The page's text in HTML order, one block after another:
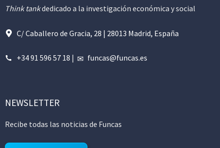
Think tankdedicado a la investigación económica y social
C/ Caballero de Gracia, 28 | 28013 Madrid, España
+34 91 596 57 18 | funcas@funcas.es
NEWSLETTER
Recibe todas las noticias de Funcas